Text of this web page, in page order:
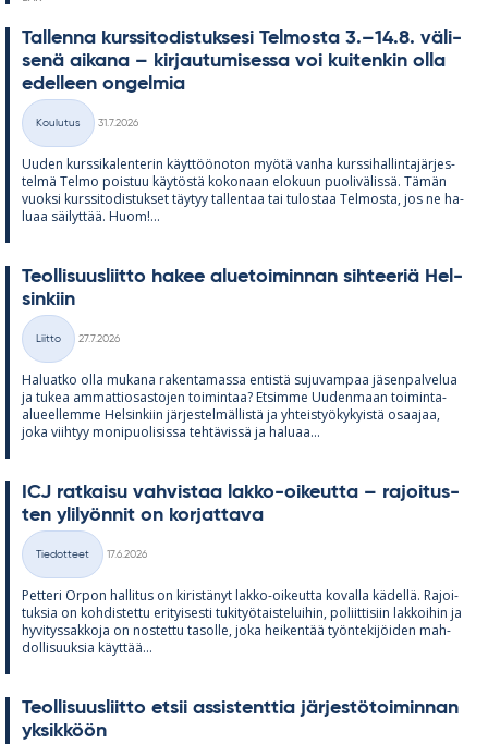
Tal­lenna kurs­si­to­dis­tuk­sesi Tel­mosta 3.–14.8. vä­li­
senä ai­kana – kir­jau­tu­mi­sessa voi kui­ten­kin olla
edel­leen on­gel­mia
Kategoriat
Koulutus
31.7.2026
Uu­den kurs­si­ka­len­te­rin käyt­töö­no­ton myötä vanha kurs­si­hal­lin­ta­jär­jes­
telmä Telmo pois­tuu käy­töstä ko­ko­naan elo­kuun puo­li­vä­lissä. Tä­män
vuoksi kurs­si­to­dis­tuk­set täy­tyy tal­len­taa tai tu­los­taa Tel­mosta, jos ne ha­
luaa säi­lyt­tää. Huom!...
Teol­li­suus­liitto ha­kee alue­toi­min­nan sih­tee­riä Hel­
sin­kiin
Kategoriat
Liitto
27.7.2026
Ha­luatko olla mu­kana ra­ken­ta­massa en­tistä su­ju­vam­paa jä­sen­pal­ve­lua
ja tu­kea am­mat­tio­sas­to­jen toi­min­taa? Et­simme Uu­den­maan toi­minta-
alu­eel­lemme Hel­sin­kiin jär­jes­tel­mäl­listä ja yh­teis­työ­ky­kyistä osaa­jaa,
joka viih­tyy mo­ni­puo­li­sissa teh­tä­vissä ja ha­luaa...
ICJ rat­kaisu vah­vis­taa lakko-oi­keutta – ra­joi­tus­
ten yli­lyön­nit on kor­jat­tava
Kategoriat
Tiedotteet
17.6.2026
Pet­teri Or­pon hal­li­tus on ki­ris­tä­nyt lakko-oi­keutta ko­valla kä­dellä. Ra­joi­
tuk­sia on koh­dis­tettu eri­tyi­sesti tu­ki­työ­tais­te­lui­hin, po­liit­ti­siin lak­koi­hin ja
hy­vi­tys­sak­koja on nos­tettu ta­solle, joka hei­ken­tää työn­te­ki­jöi­den mah­
dol­li­suuk­sia käyt­tää...
Teol­li­suus­liitto et­sii as­sis­tent­tia jär­jes­tö­toi­min­nan
yk­sik­köön